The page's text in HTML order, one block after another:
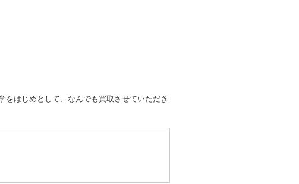
はじめとして、なんでも買取させていただき